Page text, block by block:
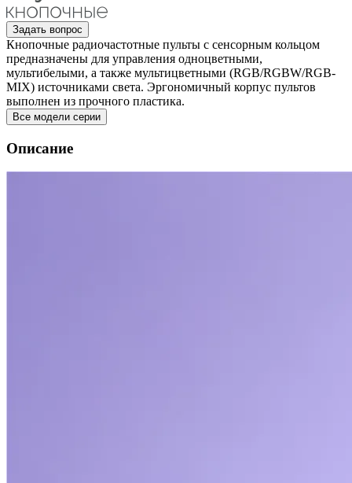
Задать вопрос
Кнопочные радиочастотные пульты с сенсорным кольцом
предназначены для управления одноцветными,
мультибелыми, а также мультицветными (RGB/RGBW/RGB-
MIX) источниками света. Эргономичный корпус пультов
выполнен из прочного пластика.
Все модели серии
Описание